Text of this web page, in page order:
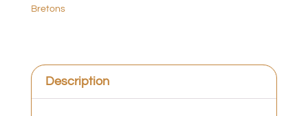
Bretons
Description